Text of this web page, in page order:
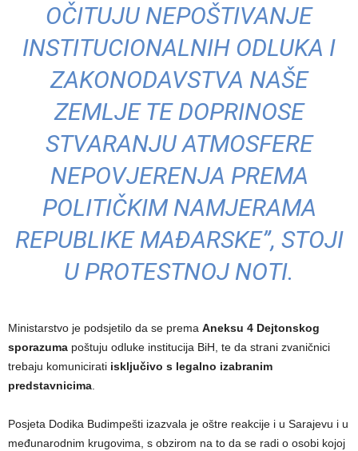
OČITUJU NEPOŠTIVANJE
INSTITUCIONALNIH ODLUKA I
ZAKONODAVSTVA NAŠE
ZEMLJE TE DOPRINOSE
STVARANJU ATMOSFERE
NEPOVJERENJA PREMA
POLITIČKIM NAMJERAMA
REPUBLIKE MAĐARSKE”, STOJI
U PROTESTNOJ NOTI.
Ministarstvo je podsjetilo da se prema Aneksu 4 Dejtonskog
sporazuma poštuju odluke institucija BiH, te da strani zvaničnici
trebaju komunicirati isključivo s legalno izabranim
predstavnicima.
Posjeta Dodika Budimpešti izazvala je oštre reakcije i u Sarajevu i u
međunarodnim krugovima, s obzirom na to da se radi o osobi kojoj